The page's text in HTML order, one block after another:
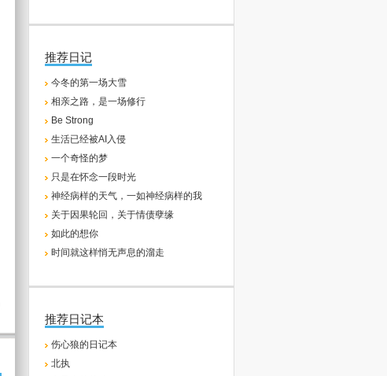
推荐日记
今冬的第一场大雪
相亲之路，是一场修行
Be Strong
生活已经被AI入侵
一个奇怪的梦
只是在怀念一段时光
神经病样的天气，一如神经病样的我
关于因果轮回，关于情债孽缘
如此的想你
时间就这样悄无声息的溜走
推荐日记本
伤心狼的日记本
北执